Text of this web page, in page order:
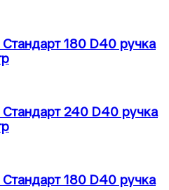
180 D40 ручка
240 D40 ручка
180 D40 ручка